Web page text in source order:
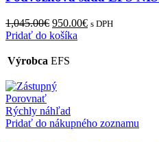
1,045.00€ Original
price
1,045.00€.
950.00€Current
s DPH
Pridať do košíka
Výrobca EFS
Porovnať
Rýchly náhľad
Pridať do nákupného zoznamu